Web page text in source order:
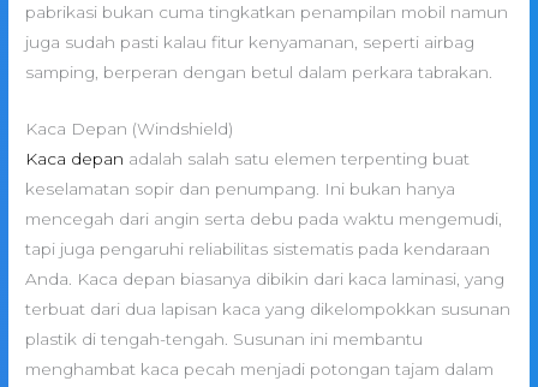
pabrikasi bukan cuma tingkatkan penampilan mobil namun
juga sudah pasti kalau fitur kenyamanan, seperti airbag
samping, berperan dengan betul dalam perkara tabrakan.
Kaca Depan (Windshield)
Kaca depan adalah salah satu elemen terpenting buat
keselamatan sopir dan penumpang. Ini bukan hanya
mencegah dari angin serta debu pada waktu mengemudi,
tapi juga pengaruhi reliabilitas sistematis pada kendaraan
Anda. Kaca depan biasanya dibikin dari kaca laminasi, yang
terbuat dari dua lapisan kaca yang dikelompokkan susunan
plastik di tengah-tengah. Susunan ini membantu
menghambat kaca pecah menjadi potongan tajam dalam